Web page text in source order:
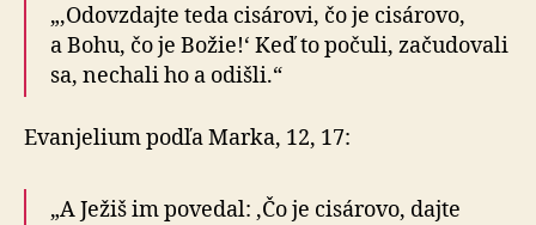
„‚Odovzdajte teda cisárovi, čo je cisárovo,
a Bohu, čo je Božie!‘ Keď to počuli, začudovali
sa, nechali ho a odišli.“
Evanjelium podľa Marka, 12, 17:
„A Ježiš im povedal: ‚Čo je cisárovo, dajte